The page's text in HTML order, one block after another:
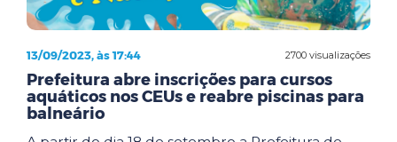
2700 visualizações
13/09/2023, às 17:44
Prefeitura abre inscrições para cursos
aquáticos nos CEUs e reabre piscinas para
balneário